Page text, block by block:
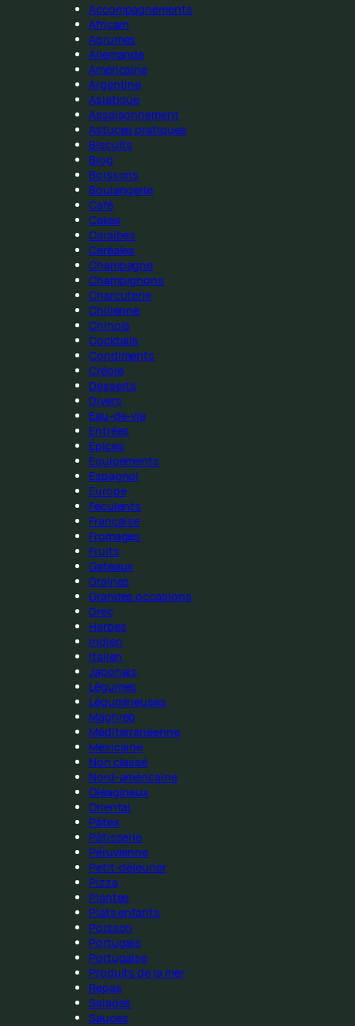
Accompagnements
Africain
Agrumes
Allemande
Américaine
Argentine
Asiatique
Assaisonnement
Astuces pratiques
Biscuits
Blog
Boissons
Boulangerie
Café
Cakes
Caraïbes
Céréales
Champagne
Champignons
Charcuterie
Chilienne
Chinois
Cocktails
Condiments
Créole
Desserts
Divers
Eau-de-vie
Entrées
Épices
Équipements
Espagnol
Europe
Féculents
Française
Fromages
Fruits
Gateaux
Graines
Grandes occasions
Grec
Herbes
Indien
Italien
Japonais
Légumes
Légumineuses
Maghreb
Méditerranéenne
Mexicaine
Non classé
Nord-américaine
Oléagineux
Oriental
Pâtes
Pâtisserie
Péruvienne
Petit-déjeuner
Pizza
Plantes
Plats enfants
Poisson
Portugais
Portugaise
Produits de la mer
Repas
Salades
Sauces